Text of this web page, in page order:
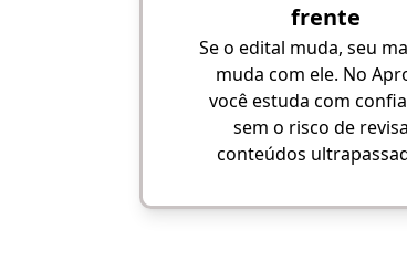
frente
Se o edital muda, seu
muda com ele. No
você estuda com
sem o risco de
conteúdos